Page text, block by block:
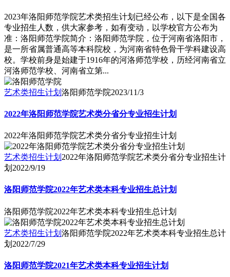
2023年洛阳师范学院艺术类招生计划已经公布，以下是全国各
专业招生人数，供大家参考，如有变动，以学校官方公布为
准：洛阳师范学院简介：洛阳师范学院，位于河南省洛阳市，
是一所省属普通高等本科院校，为河南省特色骨干学科建设高
校。学校前身是始建于1916年的河洛师范学校，历经河南省立
河洛师范学校、河南省立第...
艺术类招生计划 洛阳师范学院2023/11/3
2022年洛阳师范学院艺术类分省分专业招生计划
2022年洛阳师范学院艺术类分省分专业招生计划
艺术类招生计划 2022年洛阳师范学院艺术类分省分专业招生计
划 2022/9/19
洛阳师范学院2022年艺术类本科专业招生总计划
洛阳师范学院2022年艺术类本科专业招生总计划
艺术类招生计划 洛阳师范学院2022年艺术类本科专业招生总计
划 2022/7/29
洛阳师范学院2021年艺术类本科专业招生计划